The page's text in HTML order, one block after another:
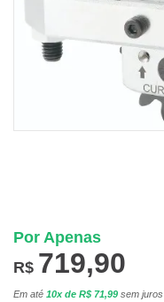
Por Apenas
R$ 719,90
Em até 10x de R$ 71,99 sem juros